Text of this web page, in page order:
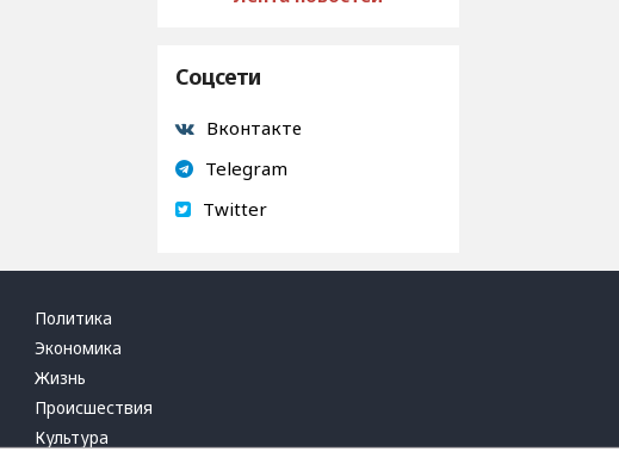
Соцсети
Вконтакте
Telegram
Twitter
Политика
Экономика
Жизнь
Происшествия
Культура